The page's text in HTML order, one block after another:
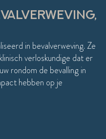
in bevalverweving. Ze
verloskundige dat er
rondom de bevalling in
hebben op je